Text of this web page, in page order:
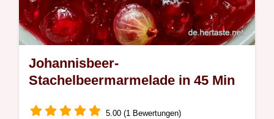
Johannisbeer-
Stachelbeermarmelade in 45 Min
5.00 (1 Bewertungen)